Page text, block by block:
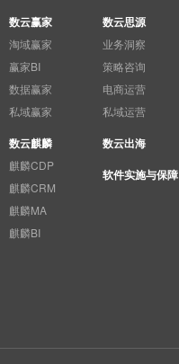
数云赢家
淘域赢家
赢家BI
数据赢家
私域赢家
数云麒麟
麒麟CDP
麒麟CRM
麒麟MA
麒麟BI
数云思源
业务洞察
策略咨询
电商运营
私域运营
数云出海
软件实施与保障